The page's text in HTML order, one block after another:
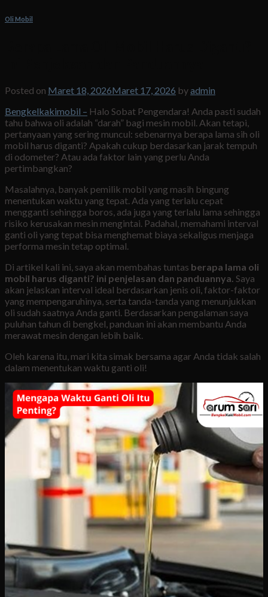
Oli Mobil
Posted on Maret 18, 2026Maret 17, 2026 byadmin
Bengkelkakimobil – Halo Sobat Pengendara! Anda pasti sudah
tahu bahwa oli adalah “darah” bagi mesin mobil. Akan tetapi,
pertanyaan yang sering muncul: sebenarnya berapa lama sih oli
mobil harus diganti? Apakah cukup berdasarkan jarak tempuh
di odometer? Atau ada faktor lain yang perlu Anda
pertimbangkan?
Masalahnya, banyak pemilik mobil yang masih bingung
menentukan waktu yang tepat. Ada yang terlalu cepat
mengganti sehingga boros, ada juga yang terlalu lama sehingga
risiko kerusakan mesin mengintai. Padahal, memahami interval
ganti oli yang tepat bisa menghemat biaya sekaligus menjaga
performa mesin tetap optimal.
Di artikel kali ini, saya akan membahas tuntas berapa lama oli
mobil harus diganti? ini penjelasan dan panduannya. Saya
akan jelaskan interval ideal berdasarkan jenis oli, faktor-faktor
yang mempengaruhinya, serta tanda-tanda yang menunjukkan
oli sudah saatnya Anda ganti. Berdasarkan pengalaman saya
puluhan tahun di bengkel, panduan ini akan membantu Anda
merawat mesin dengan lebih baik.
Oleh karena itu, mari kita simak bersama agar Anda tidak salah
dalam menentukan waktu ganti oli!